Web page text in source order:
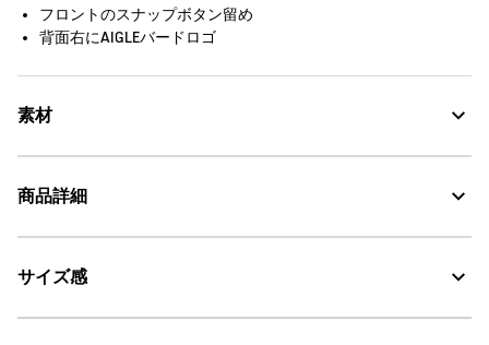
フロントのスナップボタン留め
背面右にAIGLEバードロゴ
素材
AIGLE for tomorrow
商品詳細
・色：アルミナム (004)
サイズ感